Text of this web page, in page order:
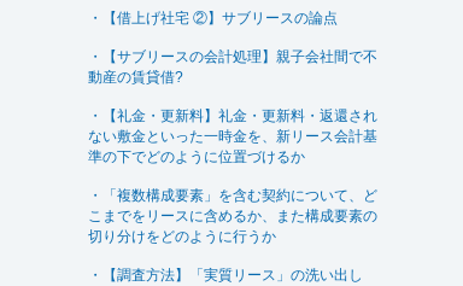
・【借上げ社宅 ②】サブリースの論点
・【サブリースの会計処理】親子会社間で不
動産の賃貸借?
・【礼金・更新料】礼金・更新料・返還され
ない敷金といった一時金を、新リース会計基
準の下でどのように位置づけるか
・「複数構成要素」を含む契約について、ど
こまでをリースに含めるか、また構成要素の
切り分けをどのように行うか
・【調査方法】「実質リース」の洗い出し